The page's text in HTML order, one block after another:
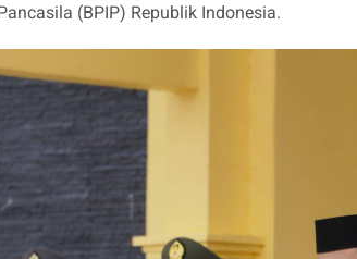
(BPIP) Republik Indonesia.